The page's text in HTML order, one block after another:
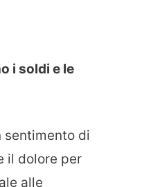
i soldi e le
sentimento di
il dolore per
alle